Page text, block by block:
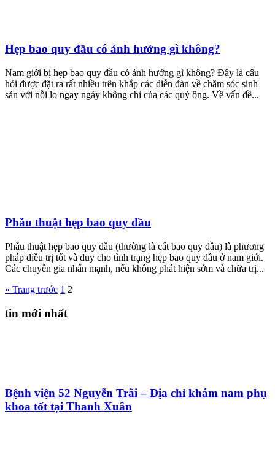
Hẹp bao quy đầu có ảnh hưởng gì không?
Nam giới bị hẹp bao quy đầu có ảnh hưởng gì không? Đây là câu
hỏi được đặt ra rất nhiều trên khắp các diễn đàn về chăm sóc sinh
sản với nỗi lo ngay ngáy không chỉ của các quý ông. Về vấn đề...
Phẫu thuật hẹp bao quy đầu
Phẫu thuật hẹp bao quy đầu (thường là cắt bao quy đầu) là phương
pháp điều trị tốt và duy cho tình trạng hẹp bao quy đầu ở nam giới.
Các chuyên gia nhấn mạnh, nếu không phát hiện sớm và chữa trị...
« Trang trước 1 2
tin mới nhất
Bệnh viện 52 Nguyễn Trãi – Địa chỉ khám nam phụ
khoa tốt tại Thanh Xuân